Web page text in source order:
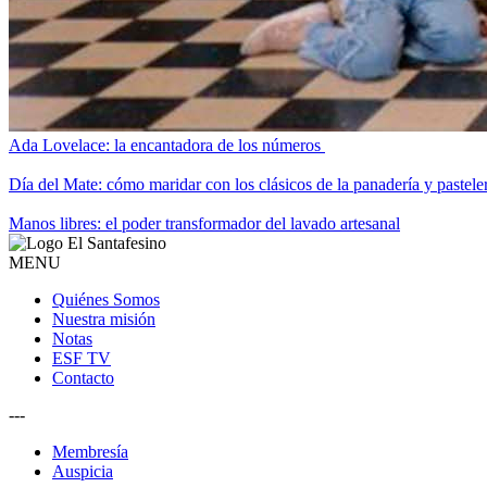
Ada Lovelace: la encantadora de los números
Día del Mate: cómo maridar con los clásicos de la panadería y
Manos libres: el poder transformador del lavado artesanal
MENU
Quiénes Somos
Nuestra misión
Notas
ESF TV
Contacto
---
Membresía
Auspicia